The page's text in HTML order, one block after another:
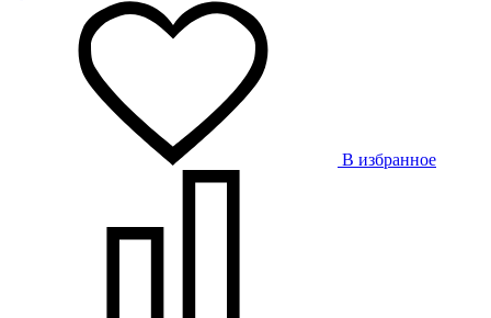
В избранное